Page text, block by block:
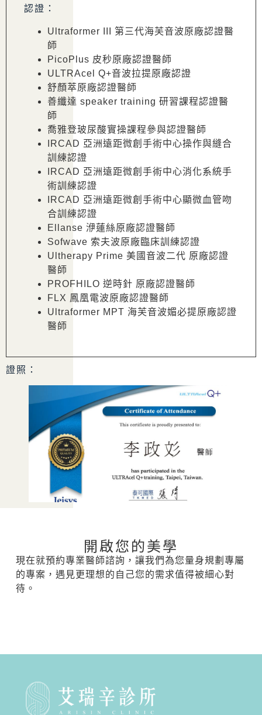
認證：
Ultraformer III 第三代海芙音波原廠認證醫
師
PicoPlus 皮秒原廠認證醫師
ULTRAcel Q+音波拉提原廠認證
舒顏萃原廠認證醫師
善纖達 speaker training 研習課程認證醫
師
喬雅登玻尿酸實操課程參與認證醫師
IRCAD 亞洲遠距微創手術中心操作與縫合
訓練認證
IRCAD 亞洲遠距微創手術中心消化系統手
術訓練認證
IRCAD 亞洲遠距微創手術中心顯微血管吻
合訓練認證
Ellanse 洢蓮絲原廠認證醫師
Sofwave 索夫波原廠臨床訓練認證
Ultherapy Prime 美國音波二代 原廠認證
醫師
PROFHILO 逆時針 原廠認證醫師
FLX 鳳凰電波原廠認證醫師
Ultraformer MPT 海芙音波媚必提原廠認證
醫師
證照：
開啟您的美學
現在就預約專業醫師諮詢，讓我們為您量身規劃專屬
的專案，遇見更理想的自己您的需求值得被細心對
待。